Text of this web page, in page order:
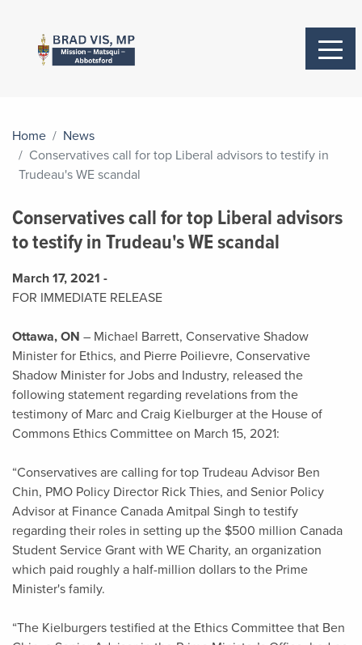
Home
News
Conservatives call for top Liberal advisors to testify in
Trudeau's WE scandal
Conservatives call for top Liberal advisors
to testify in Trudeau's WE scandal
March 17, 2021 -
FOR IMMEDIATE RELEASE
Ottawa, ON – Michael Barrett, Conservative Shadow
Minister for Ethics, and Pierre Poilievre, Conservative
Shadow Minister for Jobs and Industry, released the
following statement regarding revelations from the
testimony of Marc and Craig Kielburger at the House of
Commons Ethics Committee on March 15, 2021:
“Conservatives are calling for top Trudeau Advisor Ben
Chin, PMO Policy Director Rick Thies, and Senior Policy
Advisor at Finance Canada Amitpal Singh to testify
regarding their roles in setting up the $500 million Canada
Student Service Grant with WE Charity, an organization
which paid roughly a half-million dollars to the Prime
Minister's family.
“The Kielburgers testified at the Ethics Committee that Ben